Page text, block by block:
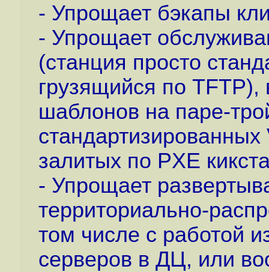
- Упрощает бэкапы
- Упрощает
(станция просто
грузящийся по TFTP),
шаблонов на паре-
залитых по PXE
- Упрощает
территориально-
том числе с работой
серверов в ДЦ, или